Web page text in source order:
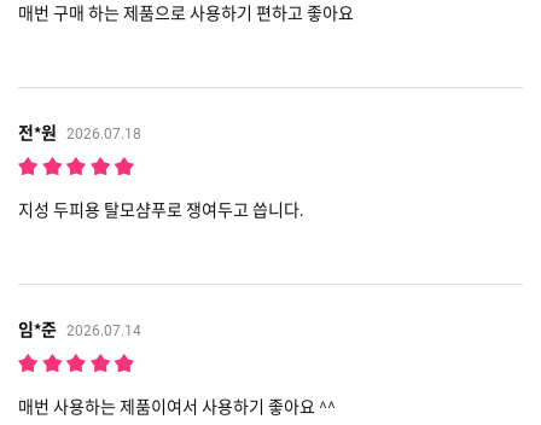
매번 구매 하는 제품으로 사용하기 편하고 좋아요
전*원 2026.07.18
지성 두피용 탈모샴푸로 쟁여두고 씁니다.
임*준 2026.07.14
매번 사용하는 제품이여서 사용하기 좋아요 ^^